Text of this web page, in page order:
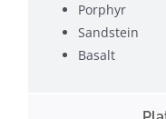
Porphyr
Sandstein
Basalt